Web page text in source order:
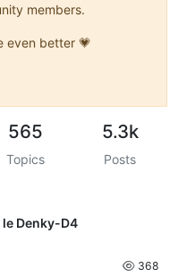
members.
even better 💗
565
Topics
5.3k
Posts
Denky-D4
368